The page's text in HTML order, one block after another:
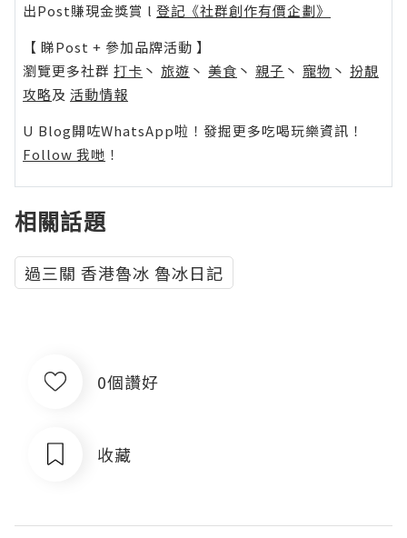
出Post賺現金獎賞 l 登記《社群創作有價企劃》
【 睇Post + 參加品牌活動 】
瀏覽更多社群 打卡 丶 旅遊 丶 美食 丶 親子 丶 寵物 丶 扮靚
攻略及 活動情報
U Blog開咗WhatsApp啦！發掘更多吃喝玩樂資訊！
Follow 我哋 ！
相關話題
過三關 香港魯冰 魯冰日記
0個讚好
收藏